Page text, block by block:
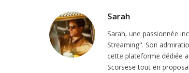
Sarah
Sarah, une passionnée
Streaming". Son
cette plateforme dédiée
Scorsese tout en